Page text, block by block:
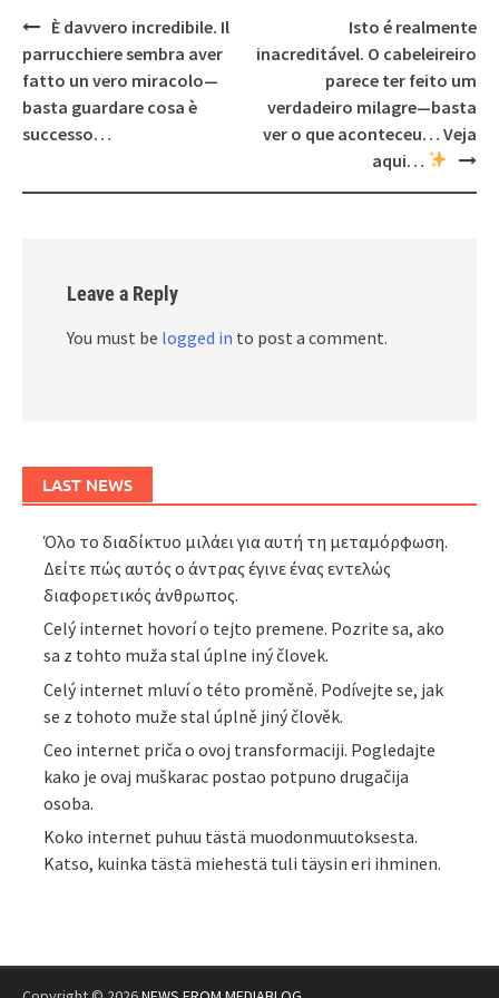
Post
navigation
È davvero incredibile. Il
parrucchiere sembra aver
fatto un vero miracolo—
basta guardare cosa è
successo…
Isto é realmente
inacreditável. O cabeleireiro
parece ter feito um
verdadeiro milagre—basta
ver o que aconteceu… Veja
aqui…
Leave a Reply
You must be logged in to post a comment.
LAST NEWS
Όλο το διαδίκτυο μιλάει για αυτή τη μεταμόρφωση.
Δείτε πώς αυτός ο άντρας έγινε ένας εντελώς
διαφορετικός άνθρωπος.
Celý internet hovorí o tejto premene. Pozrite sa, ako
sa z tohto muža stal úplne iný človek.
Celý internet mluví o této proměně. Podívejte se, jak
se z tohoto muže stal úplně jiný člověk.
Ceo internet priča o ovoj transformaciji. Pogledajte
kako je ovaj muškarac postao potpuno drugačija
osoba.
Koko internet puhuu tästä muodonmuutoksesta.
Katso, kuinka tästä miehestä tuli täysin eri ihminen.